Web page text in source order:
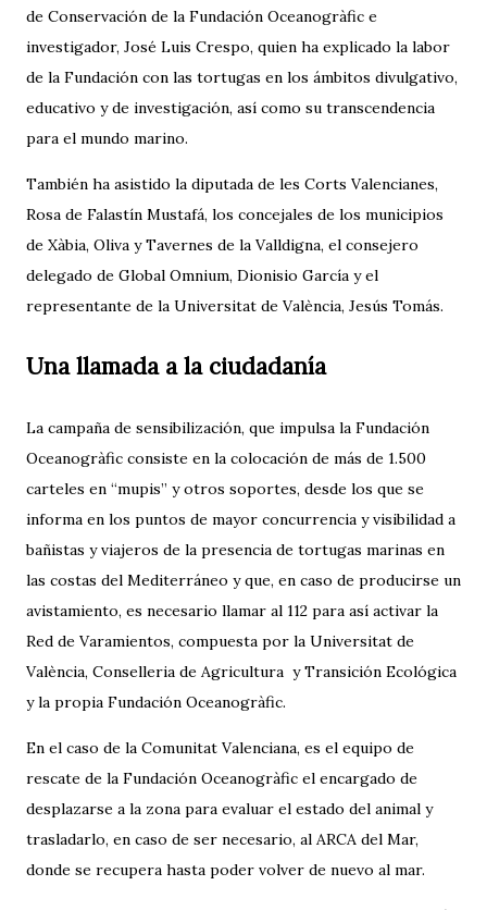
de Conservación de la Fundación Oceanogràfic e
investigador, José Luis Crespo, quien ha explicado la labor
de la Fundación con las tortugas en los ámbitos divulgativo,
educativo y de investigación, así como su transcendencia
para el mundo marino.
También ha asistido la diputada de les Corts Valencianes,
Rosa de Falastín Mustafá, los concejales de los municipios
de Xàbia, Oliva y Tavernes de la Valldigna, el consejero
delegado de Global Omnium, Dionisio García y el
representante de la Universitat de València, Jesús Tomás.
Una llamada a la ciudadanía
La campaña de sensibilización, que impulsa la Fundación
Oceanogràfic consiste en la colocación de más de 1.500
carteles en “mupis” y otros soportes, desde los que se
informa en los puntos de mayor concurrencia y visibilidad a
bañistas y viajeros de la presencia de tortugas marinas en
las costas del Mediterráneo y que, en caso de producirse un
avistamiento, es necesario llamar al 112 para así activar la
Red de Varamientos, compuesta por la Universitat de
València, Conselleria de Agricultura y Transición Ecológica
y la propia Fundación Oceanogràfic.
En el caso de la Comunitat Valenciana, es el equipo de
rescate de la Fundación Oceanogràfic el encargado de
desplazarse a la zona para evaluar el estado del animal y
trasladarlo, en caso de ser necesario, al ARCA del Mar,
donde se recupera hasta poder volver de nuevo al mar.